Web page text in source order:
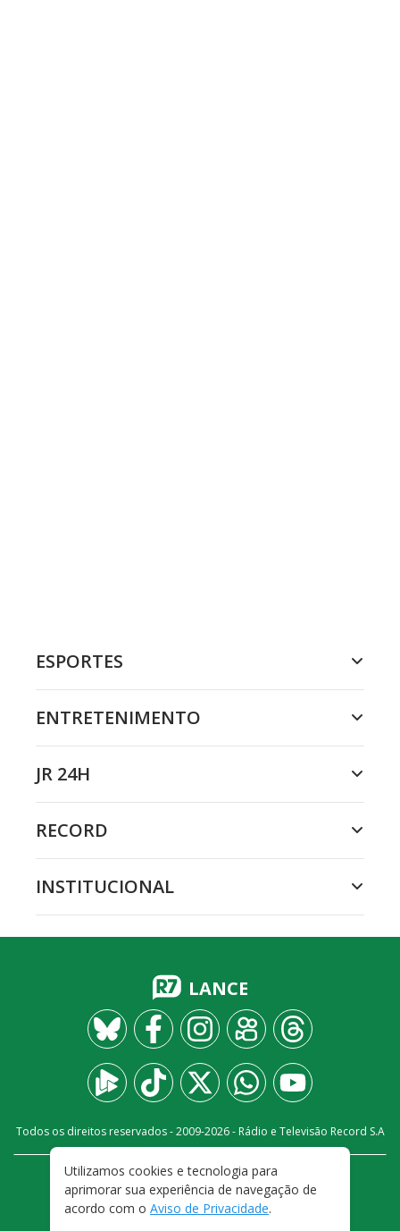
ESPORTES
ENTRETENIMENTO
JR 24H
RECORD
INSTITUCIONAL
LANCE
Todos os direitos reservados - 2009-2026- Rádio e Televisão Record S.A
FALE CONOSCO
PRIVACIDADE
TERMOS E CONDIÇÕES DE USO
Utilizamos cookies e tecnologia para
aprimorar sua experiência de navegação de
acordo com o Aviso de Privacidade.